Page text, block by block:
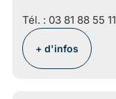
Tél. : 03 81 88 55 11
+ d'infos